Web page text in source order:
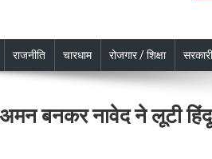
राजनीति चारधाम रोजगार / शिक्षा
अमन बनकर नावेद ने लूटी